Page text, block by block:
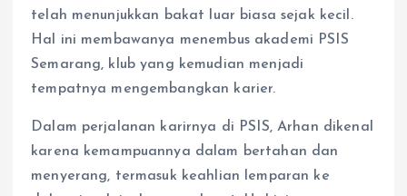
telah menunjukkan bakat luar biasa sejak kecil.
Hal ini membawanya menembus akademi PSIS
Semarang, klub yang kemudian menjadi
tempatnya mengembangkan karier.
Dalam perjalanan karirnya di PSIS, Arhan dikenal
karena kemampuannya dalam bertahan dan
menyerang, termasuk keahlian lemparan ke